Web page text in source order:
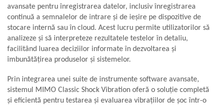
avansate pentru înregistrarea datelor, inclusiv înregistrarea
continuă a semnalelor de intrare și de ieșire pe dispozitive de
stocare internă sau în cloud. Acest lucru permite utilizatorilor să
analizeze și să interpreteze rezultatele testelor în detaliu,
facilitând luarea deciziilor informate în dezvoltarea și
îmbunătățirea produselor și sistemelor.
Prin integrarea unei suite de instrumente software avansate,
sistemul MIMO Classic Shock Vibration oferă o soluție completă
și eficientă pentru testarea și evaluarea vibrațiilor de șoc într-o